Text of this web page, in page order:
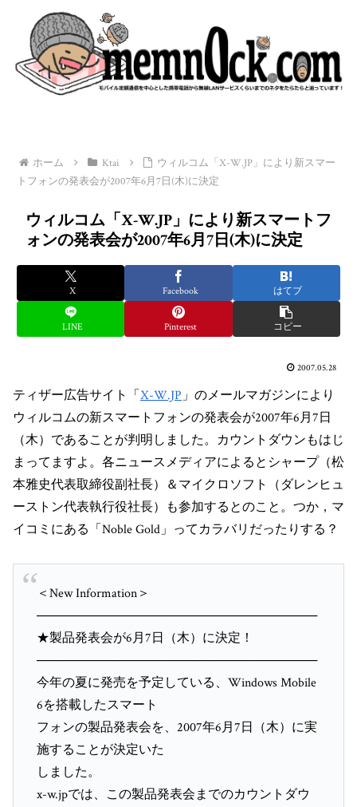
ホーム Ktai
ウィルコム「X-W.JP」により新スマー
トフォンの発表会が2007年6月7日(木)に決定
ウィルコム「X-W.JP」により新スマートフ
ォンの発表会が2007年6月7日(木)に決定
X Facebook はてブ
LINE Pinterest コピー
2007.05.28
ティザー広告サイト「X-W.JP」のメールマガジンにより
ウィルコムの新スマートフォンの発表会が2007年6月7日
（木）であることが判明しました。カウントダウンもはじ
まってますよ。各ニュースメディアによるとシャープ（松
本雅史代表取締役副社長）＆マイクロソフト（ダレンヒュ
ーストン代表執行役社長）も参加するとのこと。つか，マ
イコミにある「Noble Gold」ってカラバリだったりする？
＜New Information＞
────────────────────────────────
★製品発表会が6月7日（木）に決定！
────────────────────────────────
今年の夏に発売を予定している、Windows Mobile
6を搭載したスマート
フォンの製品発表会を、2007年6月7日（木）に実
施することが決定いた
しました。
x-w.jpでは、この製品発表会までのカウントダウ